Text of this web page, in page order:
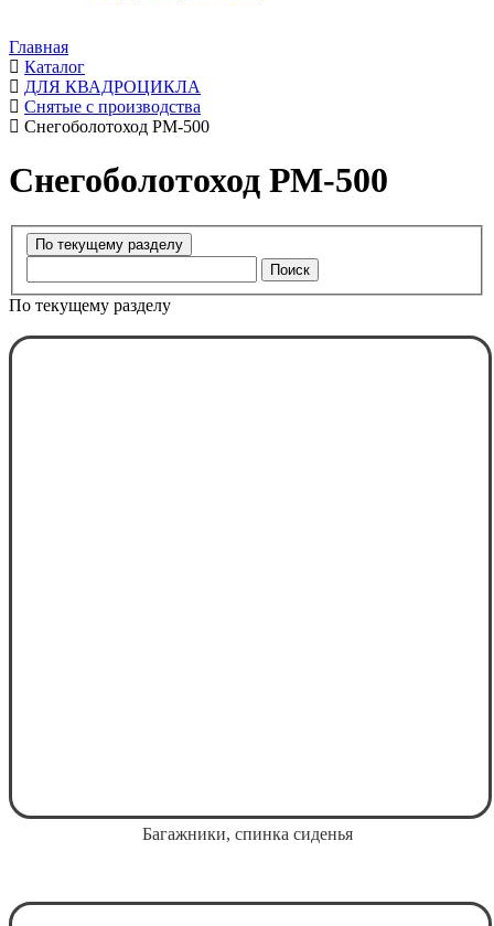
Главная
Каталог
ДЛЯ КВАДРОЦИКЛА
Снятые с производства
Снегоболотоход РМ-500
Снегоболотоход РМ-500
Поиск
По текущему разделу
Багажники, спинка сиденья